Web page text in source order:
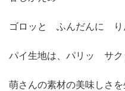
ゴロッと ふんだんに り
パイ生地は、パリッ サ
萌さんの素材の美味しさ